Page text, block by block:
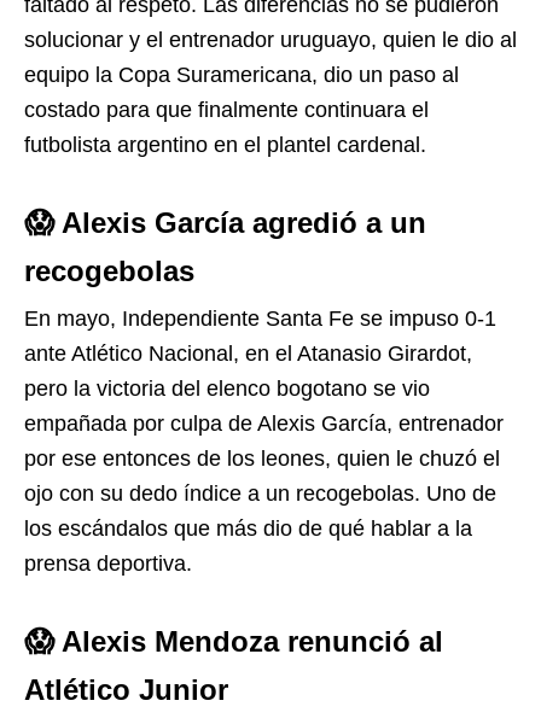
faltado al respeto. Las diferencias no se pudieron
solucionar y el entrenador uruguayo, quien le dio al
equipo la Copa Suramericana, dio un paso al
costado para que finalmente continuara el
futbolista argentino en el plantel cardenal.
😱 Alexis García agredió a un
recogebolas
En mayo, Independiente Santa Fe se impuso 0-1
ante Atlético Nacional, en el Atanasio Girardot,
pero la victoria del elenco bogotano se vio
empañada por culpa de Alexis García, entrenador
por ese entonces de los leones, quien le chuzó el
ojo con su dedo índice a un recogebolas. Uno de
los escándalos que más dio de qué hablar a la
prensa deportiva.
😱 Alexis Mendoza renunció al
Atlético Junior